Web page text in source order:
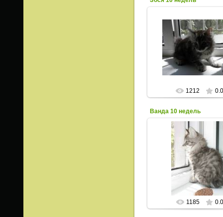
23.06.2013
ИрисКо
1212 0.0
Ванда 10 недель
23.06.2013
ИрисКо
1185 0.0